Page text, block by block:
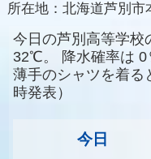
所在地： 北海道芦別市
今日の芦別高等学校
32℃。
降水確率は 0
薄手のシャツを着る
時発表）
今日